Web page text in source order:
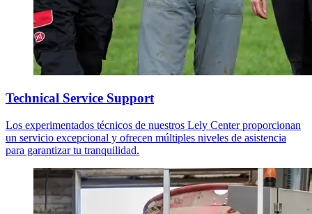
Technical Service Support
Los experimentados técnicos de nuestros Lely Center proporcionan
un servicio excepcional y ofrecen múltiples niveles de asistencia
para garantizar tu tranquilidad.